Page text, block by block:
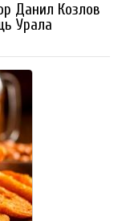
Данил Козлов
Урала